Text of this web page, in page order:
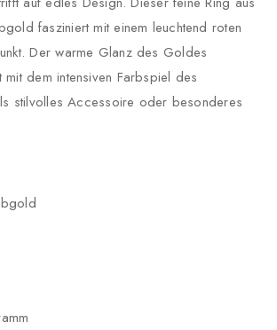
fasziniert mit einem leuchtend roten
Der warme Glanz des Goldes
mit dem intensiven Farbspiel des
stilvolles Accessoire oder besonderes